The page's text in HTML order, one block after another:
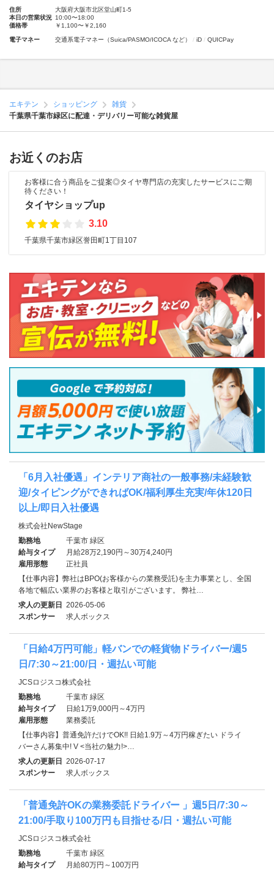
住所
大阪府大阪市北区堂山町1-5
本日の営業状況 10:00〜18:00
価格帯
￥1,100〜￥2,160
電子マネー 交通系電子マネー（Suica/PASMO/ICOCA など） iD QUICPay
エキテン ショッピング
雑貨
千葉県千葉市緑区に配達・デリバリー可能な雑貨屋
お近くのお店
お客様に合う商品をご提案◎タイヤ専門店の充実したサービスにご期
待ください！
タイヤショップup
3.10
千葉県千葉市緑区誉田町1丁目107
「6月入社優遇」インテリア商社の一般事務/未経験歓
迎/タイピングができればOK/福利厚生充実/年休120日
以上/即日入社優遇
株式会社NewStage
勤務地
千葉市 緑区
給与タイプ
月給28万2,190円～30万4,240円
雇用形態
正社員
【仕事内容】弊社はBPO(お客様からの業務受託)を主力事業とし、全国
各地で幅広い業界のお客様と取引がございます。 弊社…
求人の更新日 2026-05-06
スポンサー
求人ボックス
「日給4万円可能」軽バンでの軽貨物ドライバー/週5
日/7:30～21:00/日・週払い可能
JCSロジスコ株式会社
勤務地
千葉市 緑区
給与タイプ
日給1万9,000円～4万円
雇用形態
業務委託
【仕事内容】普通免許だけでOK!! 日給1.9万～4万円稼ぎたい ドライ
バーさん募集中! V <当社の魅力!>…
求人の更新日 2026-07-17
スポンサー
求人ボックス
「普通免許OKの業務委託ドライバー 」週5日/7:30～
21:00/手取り100万円も目指せる/日・週払い可能
JCSロジスコ株式会社
勤務地
千葉市 緑区
給与タイプ
月給80万円～100万円